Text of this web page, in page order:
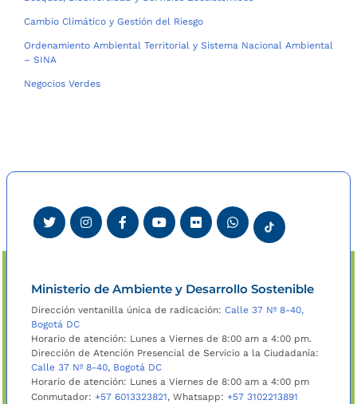
Cambio Climático y Gestión del Riesgo
Ordenamiento Ambiental Territorial y Sistema Nacional Ambiental
– SINA
Negocios Verdes
Ministerio de Ambiente y Desarrollo Sostenible
Dirección ventanilla única de radicación: Calle 37 Nº 8-40,
Bogotá DC
Horario de atención: Lunes a Viernes de 8:00 am a 4:00 pm.
Dirección de Atención Presencial de Servicio a la Ciudadanía:
Calle 37 Nº 8-40, Bogotá DC
Horario de atención: Lunes a Viernes de 8:00 am a 4:00 pm
Conmutador: +57 6013323821, Whatsapp: +57 3102213891